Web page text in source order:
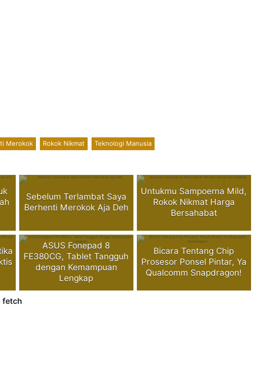
Merokok Rokok Nikmat Teknologi Manusia
Sebelum Terlambat Saya
Berhenti Merokok Aja Deh
Untukmu Sampoerna Mild,
Rokok Nikmat Harga
Bersahabat
ASUS Fonepad 8
FE380CG, Tablet Tangguh
dengan Kemampuan
Lengkap
Bicara Tentang Chip
Prosesor Ponsel Pintar, Ya
Qualcomm Snapdragon!